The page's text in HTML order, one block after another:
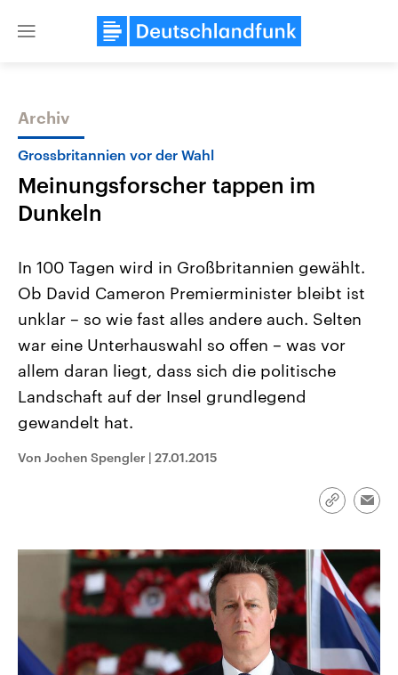
Close
Themen
Landtagswahl Sachsen-Anhalt
2026
Alle Informationen
Sachsen-Anhalt wählt am 6.
September 2026 einen neuen
Landtag. Seit 2021 wird das
Bundesland von einer Koalition aus
Umfragen, Prognosen,
und Hintergründe zu den Parteien
und Kandidaten der anstehenden
Aktuelle Beiträge,
Hintergründe
Wirtschaftlich und
gehören die Vereinigten
den mächtigsten Ländern
mit großem Einfluss auf
aktuelle Weltgeschehen.
Sendungen Programm
Archiv
Grossbritannien vor der Wahl
Meinungsforscher tappen im
Dunkeln
In 100 Tagen wird in Großbritannien gewählt.
Ob David Cameron Premierminister bleibt ist
unklar – so wie fast alles andere auch. Selten
war eine Unterhauswahl so offen – was vor
allem daran liegt, dass sich die politische
Landschaft auf der Insel grundlegend
gewandelt hat.
Von Jochen Spengler | 27.01.2015
Link